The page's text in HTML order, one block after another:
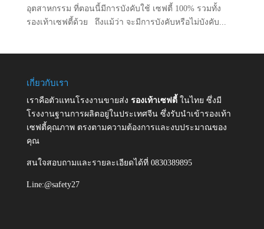
อุตสาหกรรม ที่ตอนนี้มีการบังคับใช้ เซฟตี้ 100% รวมทั้ง
รองเท้าเซฟตี้ด้วย ถึงแม้ว่า จะมีการบังคับหรือไม่บังคับ...
เกี่ยวกับเรา
เราคือตัวแทนโรงงานขายส่ง รองเท้าเซฟตี้ ในไทย ซึ่งมี
โรงงานฐานการผลิตอยู่ในประเทศจีน ซึ่งรับนำเข้ารองเท้า
เซฟตี้คุณภาพ ตรงตามความต้องการและงบประมาณของ
คุณ
สนใจสอบถามและรายละเอียดได้ที่ 0830389895
Line:@safety27